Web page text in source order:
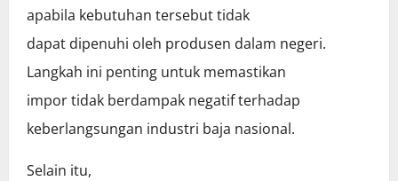
apabila kebutuhan tersebut tidak
dapat dipenuhi oleh produsen dalam negeri.
Langkah ini penting untuk memastikan
impor tidak berdampak negatif terhadap
keberlangsungan industri baja nasional.
Selain itu,